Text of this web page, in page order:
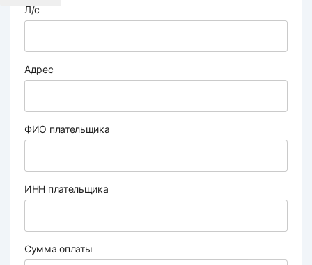
Л/с
Адрес
ФИО плательщика
ИНН плательщика
Сумма оплаты